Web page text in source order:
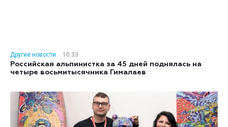
Другие новости
10:33
Российская альпинистка за 45 дней поднялась на
четыре восьмитысячника Гималаев